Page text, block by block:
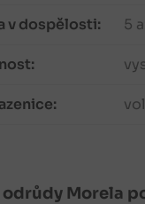
v dospělosti: 5
odrůdy Morela